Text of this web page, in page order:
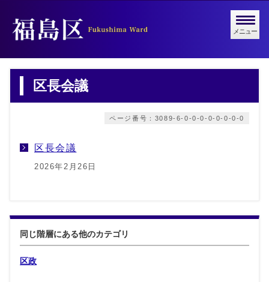
メニュー
区長会議
ページ番号：3089-6-0-0-0-0-0-0-0-0
区長会議
2026年2月26日
同じ階層にある他のカテゴリ
区政